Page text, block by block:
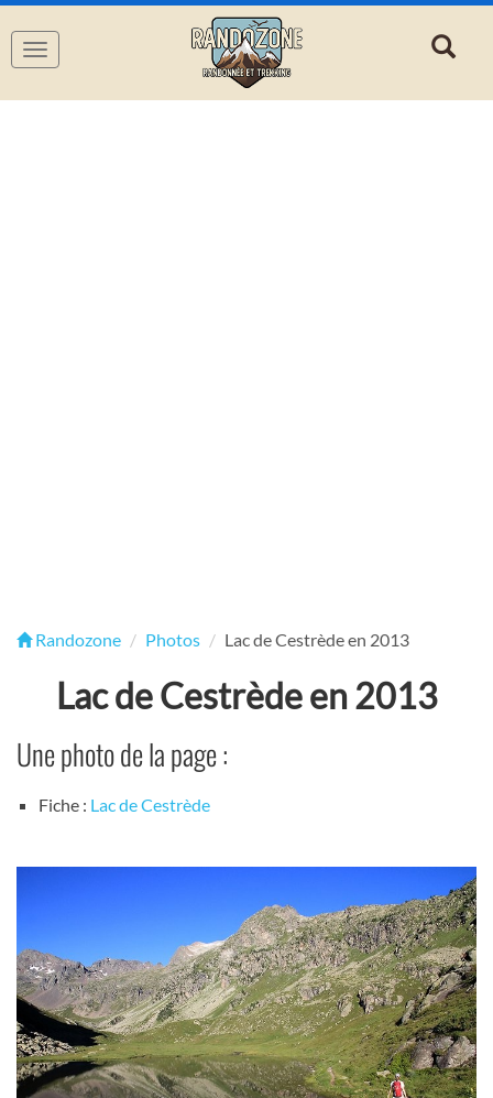
Navigation
Randozone Photos Lac de Cestrède en 2013
Lac de Cestrède en 2013
Une photo de la page :
Fiche : Lac de Cestrède